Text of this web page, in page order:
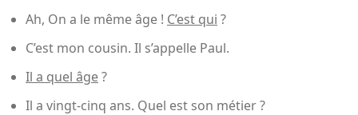
Ah, On a le même âge ! C’est qui ?
C’est mon cousin. Il s’appelle Paul.
Il a quel âge?
Il a vingt-cinq ans. Quel est son métier ?